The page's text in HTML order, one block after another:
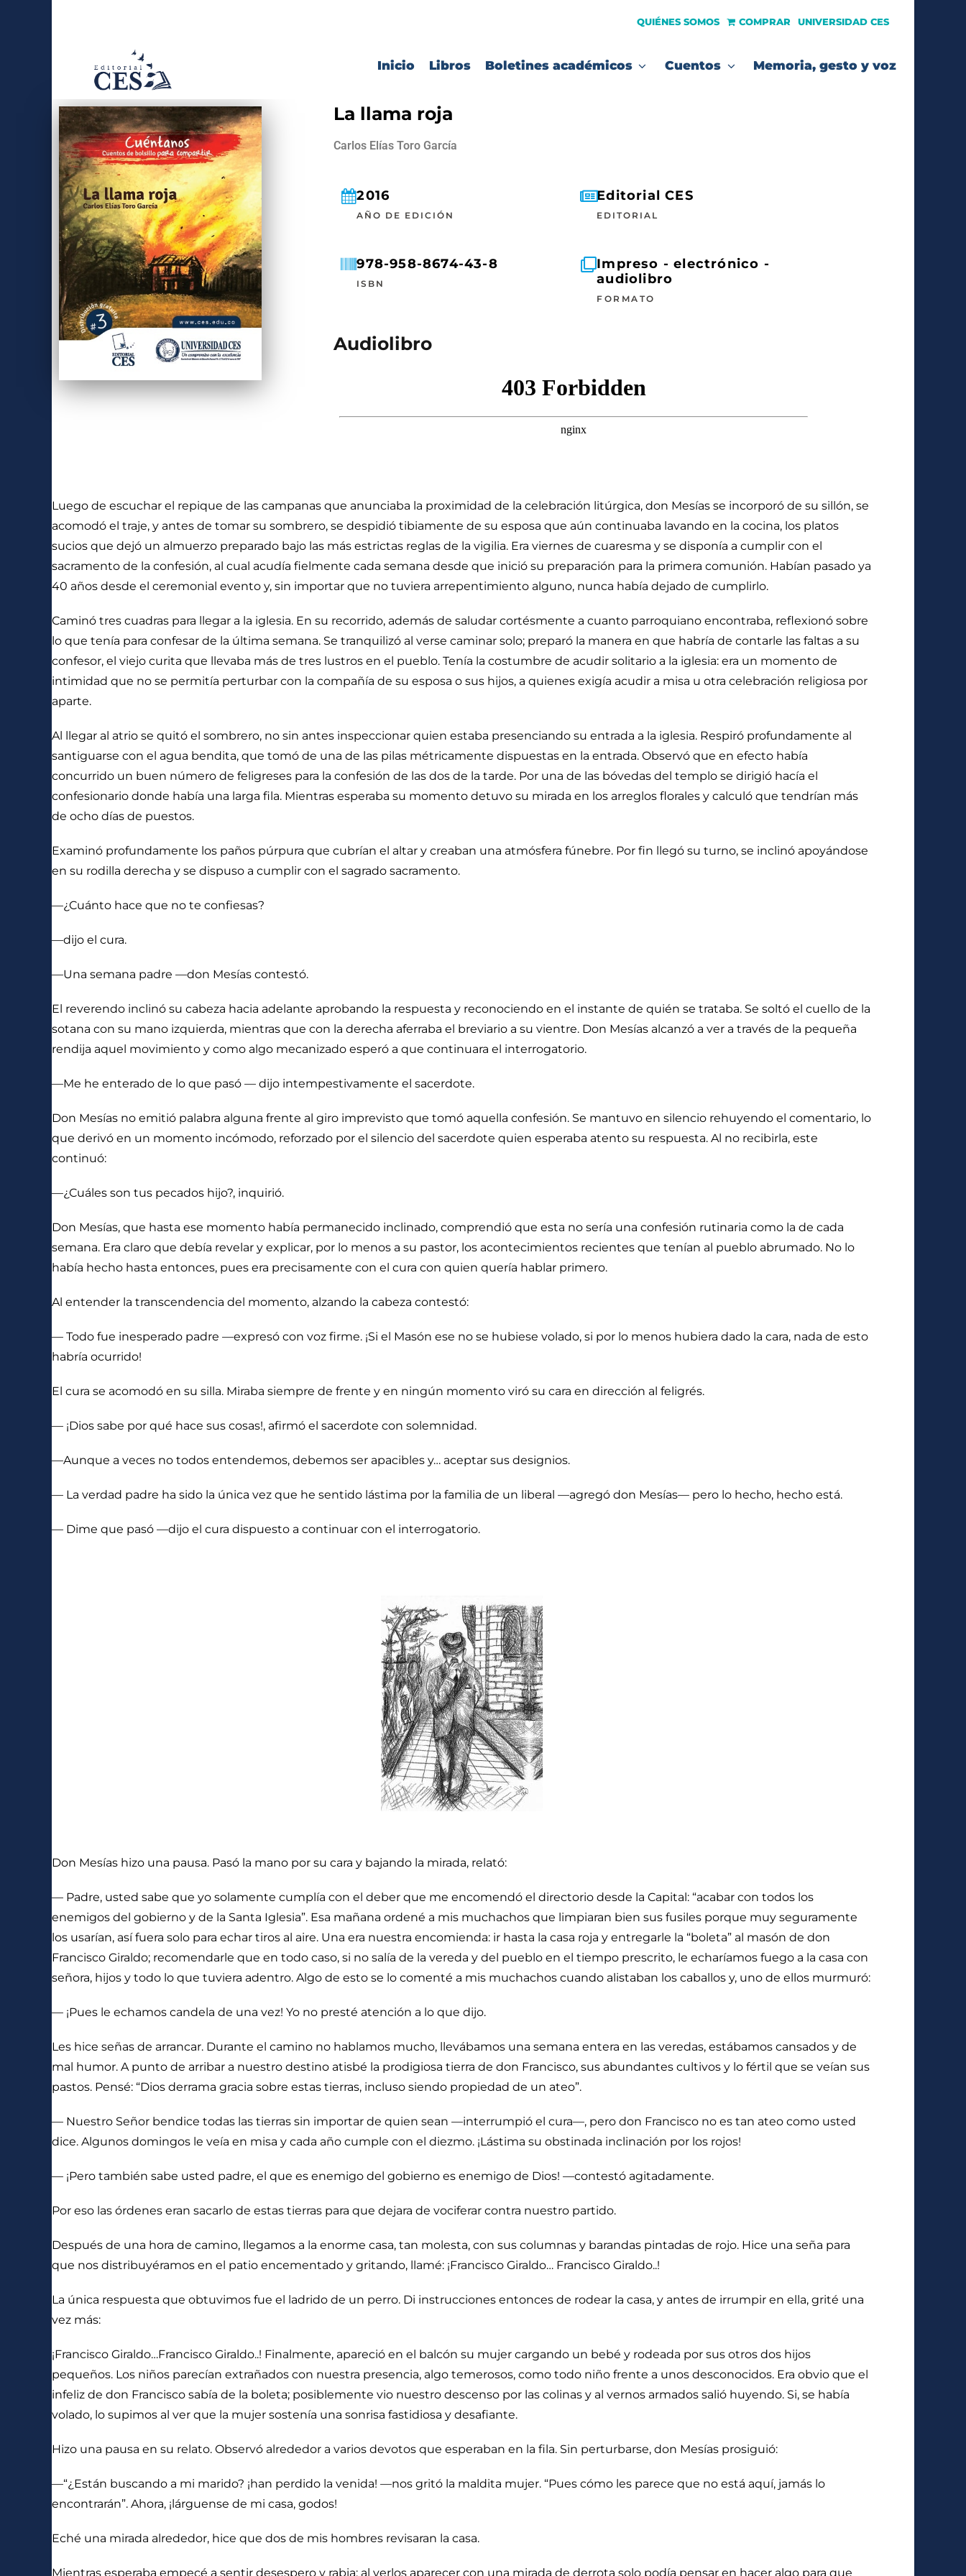
QUIÉNES SOMOS COMPRAR UNIVERSIDAD CES
Inicio Libros Boletines académicos Cuentos Memoria, gesto y voz
La llama roja
Carlos Elías Toro García
2016
AÑO DE EDICIÓN
978-958-8674-43-8
ISBN
Editorial CES
EDITORIAL
Impreso - electrónico -
audiolibro
FORMATO
Audiolibro
Luego de escuchar el repique de las campanas que anunciaba la proximidad de la celebración litúrgica, don Mesías se incorporó de su sillón, se
acomodó el traje, y antes de tomar su sombrero, se despidió tibiamente de su esposa que aún continuaba lavando en la cocina, los platos
sucios que dejó un almuerzo preparado bajo las más estrictas reglas de la vigilia. Era viernes de cuaresma y se disponía a cumplir con el
sacramento de la confesión, al cual acudía fielmente cada semana desde que inició su preparación para la primera comunión. Habían pasado ya
40 años desde el ceremonial evento y, sin importar que no tuviera arrepentimiento alguno, nunca había dejado de cumplirlo.
Caminó tres cuadras para llegar a la iglesia. En su recorrido, además de saludar cortésmente a cuanto parroquiano encontraba, reflexionó sobre
lo que tenía para confesar de la última semana. Se tranquilizó al verse caminar solo; preparó la manera en que habría de contarle las faltas a su
confesor, el viejo curita que llevaba más de tres lustros en el pueblo. Tenía la costumbre de acudir solitario a la iglesia: era un momento de
intimidad que no se permitía perturbar con la compañía de su esposa o sus hijos, a quienes exigía acudir a misa u otra celebración religiosa por
aparte.
Al llegar al atrio se quitó el sombrero, no sin antes inspeccionar quien estaba presenciando su entrada a la iglesia. Respiró profundamente al
santiguarse con el agua bendita, que tomó de una de las pilas métricamente dispuestas en la entrada. Observó que en efecto había
concurrido un buen número de feligreses para la confesión de las dos de la tarde. Por una de las bóvedas del templo se dirigió hacía el
confesionario donde había una larga fila. Mientras esperaba su momento detuvo su mirada en los arreglos florales y calculó que tendrían más
de ocho días de puestos.
Examinó profundamente los paños púrpura que cubrían el altar y creaban una atmósfera fúnebre. Por fin llegó su turno, se inclinó apoyándose
en su rodilla derecha y se dispuso a cumplir con el sagrado sacramento.
—¿Cuánto hace que no te confiesas?
—dijo el cura.
—Una semana padre —don Mesías contestó.
El reverendo inclinó su cabeza hacia adelante aprobando la respuesta y reconociendo en el instante de quién se trataba. Se soltó el cuello de la
sotana con su mano izquierda, mientras que con la derecha aferraba el breviario a su vientre. Don Mesías alcanzó a ver a través de la pequeña
rendija aquel movimiento y como algo mecanizado esperó a que continuara el interrogatorio.
—Me he enterado de lo que pasó — dijo intempestivamente el sacerdote.
Don Mesías no emitió palabra alguna frente al giro imprevisto que tomó aquella confesión. Se mantuvo en silencio rehuyendo el comentario, lo
que derivó en un momento incómodo, reforzado por el silencio del sacerdote quien esperaba atento su respuesta. Al no recibirla, este
continuó:
—¿Cuáles son tus pecados hijo?, inquirió.
Don Mesías, que hasta ese momento había permanecido inclinado, comprendió que esta no sería una confesión rutinaria como la de cada
semana. Era claro que debía revelar y explicar, por lo menos a su pastor, los acontecimientos recientes que tenían al pueblo abrumado. No lo
había hecho hasta entonces, pues era precisamente con el cura con quien quería hablar primero.
Al entender la transcendencia del momento, alzando la cabeza contestó:
— Todo fue inesperado padre —expresó con voz firme. ¡Si el Masón ese no se hubiese volado, si por lo menos hubiera dado la cara, nada de esto
habría ocurrido!
El cura se acomodó en su silla. Miraba siempre de frente y en ningún momento viró su cara en dirección al feligrés.
— ¡Dios sabe por qué hace sus cosas!, afirmó el sacerdote con solemnidad.
—Aunque a veces no todos entendemos, debemos ser apacibles y… aceptar sus designios.
— La verdad padre ha sido la única vez que he sentido lástima por la familia de un liberal —agregó don Mesías— pero lo hecho, hecho está.
— Dime que pasó —dijo el cura dispuesto a continuar con el interrogatorio.
Don Mesías hizo una pausa. Pasó la mano por su cara y bajando la mirada, relató:
— Padre, usted sabe que yo solamente cumplía con el deber que me encomendó el directorio desde la Capital: “acabar con todos los
enemigos del gobierno y de la Santa Iglesia”. Esa mañana ordené a mis muchachos que limpiaran bien sus fusiles porque muy seguramente
los usarían, así fuera solo para echar tiros al aire. Una era nuestra encomienda: ir hasta la casa roja y entregarle la “boleta” al masón de don
Francisco Giraldo; recomendarle que en todo caso, si no salía de la vereda y del pueblo en el tiempo prescrito, le echaríamos fuego a la casa con
señora, hijos y todo lo que tuviera adentro. Algo de esto se lo comenté a mis muchachos cuando alistaban los caballos y, uno de ellos murmuró:
— ¡Pues le echamos candela de una vez! Yo no presté atención a lo que dijo.
Les hice señas de arrancar. Durante el camino no hablamos mucho, llevábamos una semana entera en las veredas, estábamos cansados y de
mal humor. A punto de arribar a nuestro destino atisbé la prodigiosa tierra de don Francisco, sus abundantes cultivos y lo fértil que se veían sus
pastos. Pensé: “Dios derrama gracia sobre estas tierras, incluso siendo propiedad de un ateo”.
— Nuestro Señor bendice todas las tierras sin importar de quien sean —interrumpió el cura—, pero don Francisco no es tan ateo como usted
dice. Algunos domingos le veía en misa y cada año cumple con el diezmo. ¡Lástima su obstinada inclinación por los rojos!
— ¡Pero también sabe usted padre, el que es enemigo del gobierno es enemigo de Dios! —contestó agitadamente.
Por eso las órdenes eran sacarlo de estas tierras para que dejara de vociferar contra nuestro partido.
Después de una hora de camino, llegamos a la enorme casa, tan molesta, con sus columnas y barandas pintadas de rojo. Hice una seña para
que nos distribuyéramos en el patio encementado y gritando, llamé: ¡Francisco Giraldo… Francisco Giraldo..!
La única respuesta que obtuvimos fue el ladrido de un perro. Di instrucciones entonces de rodear la casa, y antes de irrumpir en ella, grité una
vez más:
¡Francisco Giraldo…Francisco Giraldo..! Finalmente, apareció en el balcón su mujer cargando un bebé y rodeada por sus otros dos hijos
pequeños. Los niños parecían extrañados con nuestra presencia, algo temerosos, como todo niño frente a unos desconocidos. Era obvio que el
infeliz de don Francisco sabía de la boleta; posiblemente vio nuestro descenso por las colinas y al vernos armados salió huyendo. Si, se había
volado, lo supimos al ver que la mujer sostenía una sonrisa fastidiosa y desafiante.
Hizo una pausa en su relato. Observó alrededor a varios devotos que esperaban en la fila. Sin perturbarse, don Mesías prosiguió:
—“¿Están buscando a mi marido? ¡han perdido la venida! —nos gritó la maldita mujer. “Pues cómo les parece que no está aquí, jamás lo
encontrarán”. Ahora, ¡lárguense de mi casa, godos!
Eché una mirada alrededor, hice que dos de mis hombres revisaran la casa.
Mientras esperaba empecé a sentir desespero y rabia; al verlos aparecer con una mirada de derrota solo podía pensar en hacer algo para que